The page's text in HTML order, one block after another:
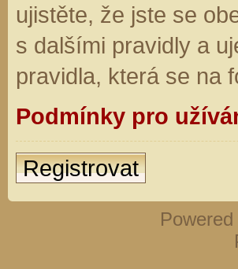
ujistěte, že jste se
s dalšími pravidly a
pravidla, která se na
Podmínky pro
Registrovat